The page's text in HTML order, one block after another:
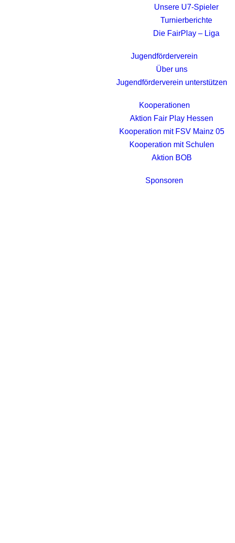
Unsere U7-Spieler
Turnierberichte
Die FairPlay – Liga
Jugendförderverein
Über uns
Jugendförderverein unterstützen
Kooperationen
Aktion Fair Play Hessen
Kooperation mit FSV Mainz 05
Kooperation mit Schulen
Aktion BOB
Sponsoren